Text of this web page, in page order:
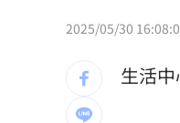
快訊／
桃園5
2025/05/30
生活